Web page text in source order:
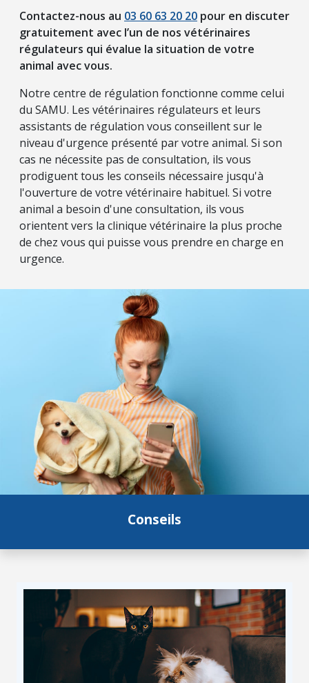
Contactez-nous au 03 60 63 20 20 pour en discuter
gratuitement avec l’un de nos vétérinaires
régulateurs qui évalue la situation de votre
animal avec vous.
Notre centre de régulation fonctionne comme celui
du SAMU. Les vétérinaires régulateurs et leurs
assistants de régulation vous conseillent sur le
niveau d'urgence présenté par votre animal. Si son
cas ne nécessite pas de consultation, ils vous
prodiguent tous les conseils nécessaire jusqu'à
l'ouverture de votre vétérinaire habituel. Si votre
animal a besoin d'une consultation, ils vous
orientent vers la clinique vétérinaire la plus proche
de chez vous qui puisse vous prendre en charge en
urgence.
Conseils